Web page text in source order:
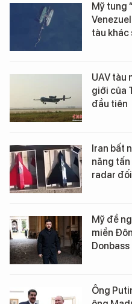
Mỹ tung
tàu khác
UAV tàu
giới của
đầu tiên
Iran bất
năng
radar
Mỹ đề
miền
Donbass
Ông